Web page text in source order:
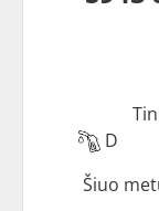
D
Šiuo